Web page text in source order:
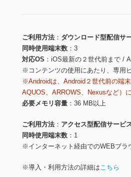
ご利用方法
ダウンロード型配信サ
同時使用端末数
3
対応OS
iOS最新の２世代前まで /
※コンテンツの使用にあたり、専用
※Androidは、Android２世代前の端
AQUOS、ARROWS、Nexusなど）
必要メモリ容量
36 MB以上
ご利用方法
アクセス型配信サービ
同時使用端末数
1
※インターネット経由でのWEBブラ
※導入・利用方法の詳細はこちら